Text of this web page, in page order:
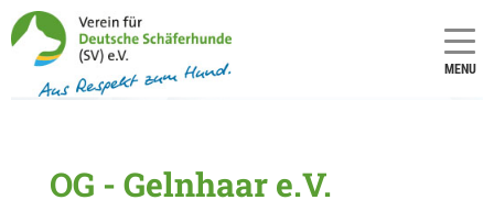
MENU
OG - Gelnhaar e.V.